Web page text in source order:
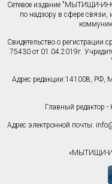
Сетевое издание "МЫТИЩИ-
по надзору в сфере
Свидетельство о
75430 от 01.04.2019г.
Адрес редакции:141008, РФ,
Главный редактор
Адрес электронной почты:
«МЫТИЩИ-